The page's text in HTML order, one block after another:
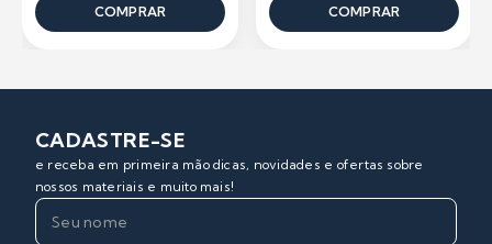
COMPRAR COMPRAR
CADASTRE-SE
e receba em primeira mão dicas, novidades e ofertas sobre
nossos materiais e muito mais!